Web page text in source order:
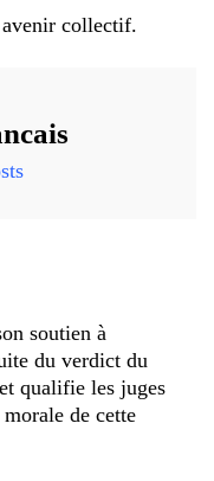
collectif.
soutien à
du verdict du
qualifie les juges
de cette